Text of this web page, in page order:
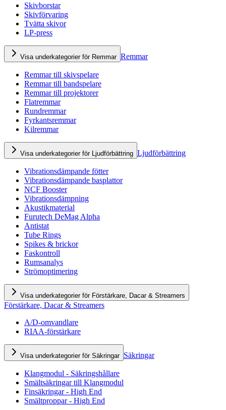
Skivborstar
Skivförvaring
Tvätta skivor
LP-press
Visa underkategorier för Remmar Remmar
Remmar till skivspelare
Remmar till bandspelare
Remmar till projektorer
Flatremmar
Rundremmar
Fyrkantsremmar
Kilremmar
Visa underkategorier för Ljudförbättring Ljudförbättring
Vibrationsdämpande fötter
Vibrationsdämpande basplattor
NCF Booster
Vibrationsdämpning
Akustikmaterial
Furutech DeMag Alpha
Antistat
Tube Rings
Spikes & brickor
Faskontroll
Rumsanalys
Strömoptimering
Visa underkategorier för Förstärkare, Dacar & Streamers
Förstärkare, Dacar & Streamers
A/D-omvandlare
RIAA-förstärkare
Visa underkategorier för Säkringar Säkringar
Klangmodul - Säkringshållare
Smältsäkringar till Klangmodul
Finsäkringar - High End
Smältproppar - High End